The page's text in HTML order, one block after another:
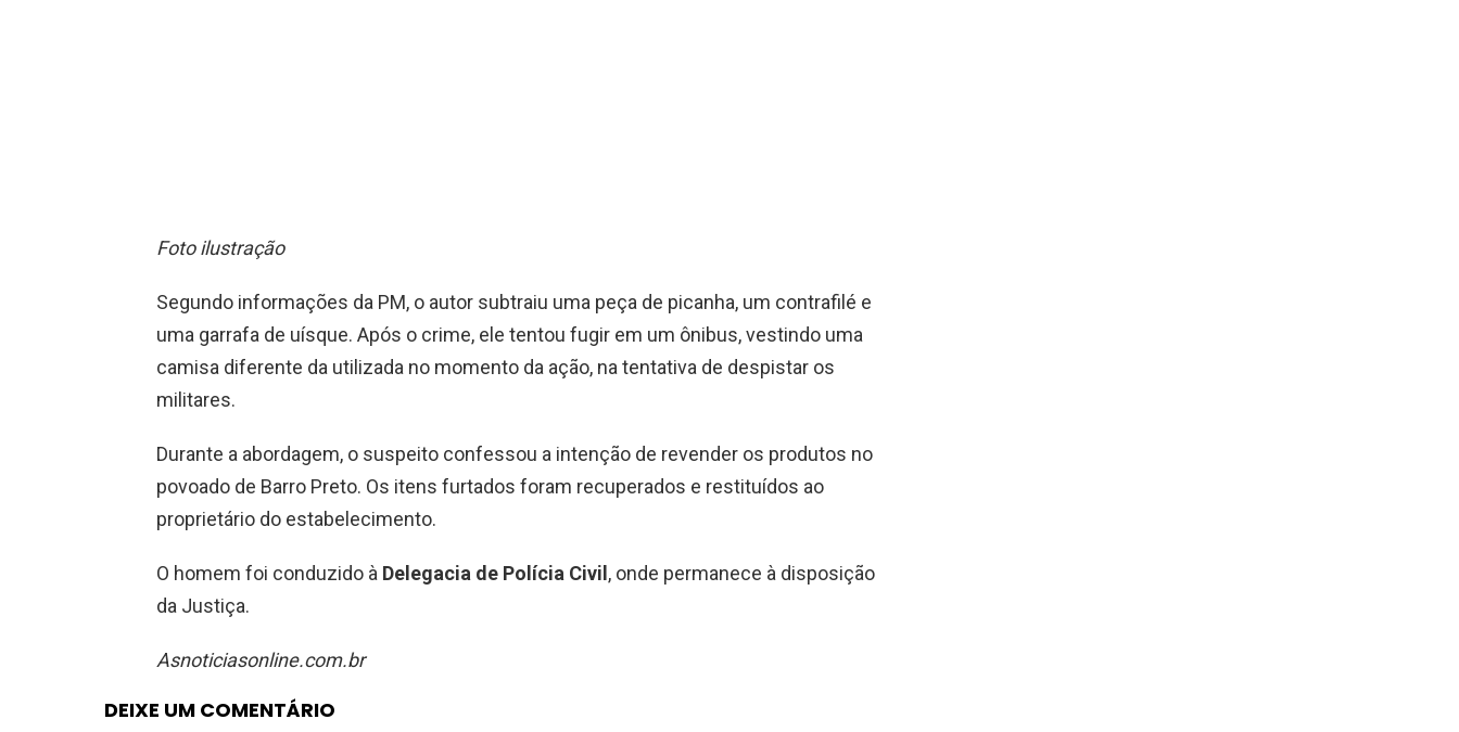
Foto ilustração
Segundo informações da PM, o autor subtraiu uma peça de picanha, um contrafilé e
uma garrafa de uísque. Após o crime, ele tentou fugir em um ônibus, vestindo uma
camisa diferente da utilizada no momento da ação, na tentativa de despistar os
militares.
Durante a abordagem, o suspeito confessou a intenção de revender os produtos no
povoado de Barro Preto. Os itens furtados foram recuperados e restituídos ao
proprietário do estabelecimento.
O homem foi conduzido à Delegacia de Polícia Civil , onde permanece à disposição
da Justiça.
Asnoticiasonline.com.br
DEIXE UM COMENTÁRIO